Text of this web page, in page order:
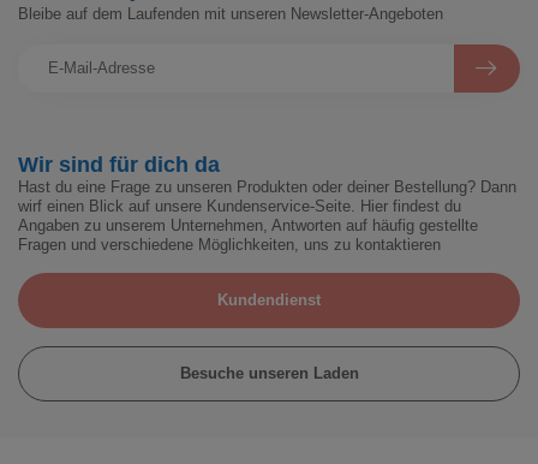
Wir sind für dich da
Hast du eine Frage zu unseren Produkten oder deiner Bestellung? Dann
wirf einen Blick auf unsere Kundenservice-Seite. Hier findest du
Angaben zu unserem Unternehmen, Antworten auf häufig gestellte
Fragen und verschiedene Möglichkeiten, uns zu kontaktieren
Kundendienst
Besuche unseren Laden
Bleibe auf dem Laufenden mit unseren Newsletter-Angeboten